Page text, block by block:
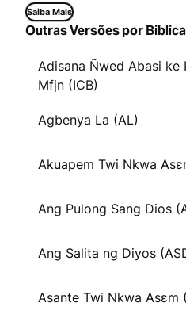
Saiba Mais
Outras Versões por
Adisana Ñwed Abasi ke
Mfịn (ICB)
Agbenya La (AL)
Akuapem Twi Nkwa
Ang Pulong Sang Dios
Ang Salita ng Diyos
Asante Twi Nkwa Asɛm